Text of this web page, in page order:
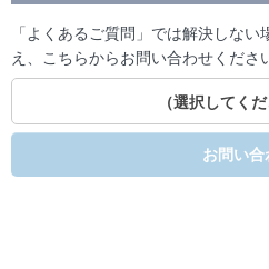
「よくあるご質問」では解決しな
え、こちらからお問い合わせくださ
（選択してくだ
お問い合